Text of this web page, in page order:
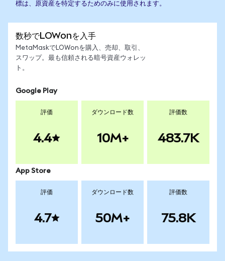
標は、原資産を特定するためのみに使用されます。
数秒でLOWonを入手
MetaMaskでLOWonを購入、売却、取引、
スワップ。最も信頼される暗号資産ウォレッ
ト。
Google Play
評価
4.4
ダウンロード数
10M+
評価数
483.7K
App Store
評価
4.7
ダウンロード数
50M+
評価数
75.8K